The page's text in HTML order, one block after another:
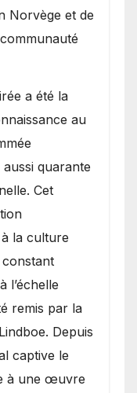
Norvège et de
a été la
au
quarante
Cet
la culture
l’échelle
remis par la
Depuis
captive le
à une œuvre